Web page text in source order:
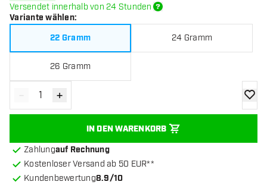
Versendet innerhalb von 24 Stunden
Variante wählen:
22 Gramm
24 Gramm
26 Gramm
Menge verringern
- Menge erhöhen
+
IN DEN WARENKORB
Zur
Zahlungauf Rechnung
Kostenloser Versand ab 50 EUR**
Kundenbewertung8.9/10